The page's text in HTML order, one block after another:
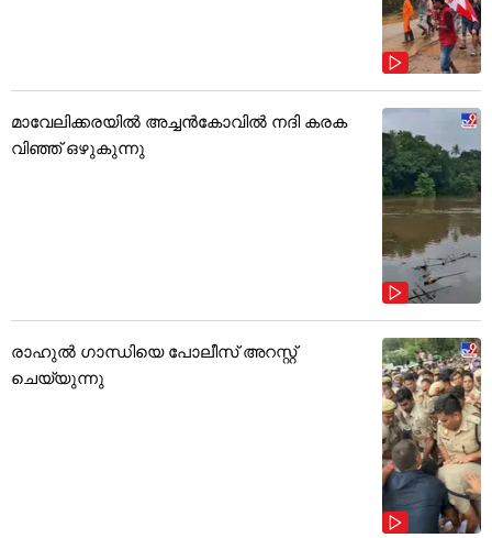
മാവേലിക്കരയിൽ അച്ചൻകോവിൽ നദി കരക
വിഞ്ഞ് ഒഴുകുന്നു
രാഹുൽ ഗാന്ധിയെ പോലീസ് അറസ്റ്റ്
ചെയ്യുന്നു